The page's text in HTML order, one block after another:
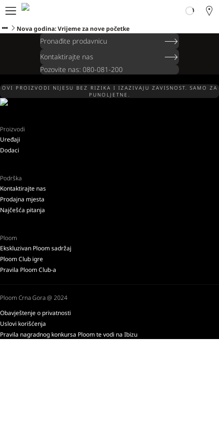
Ploom svijet
Proizvodi
Ploom Club
Formular za prijavljivanje
Korisnička podrška
Program zamjene
Blog
Ibiza
Nova godina: Vrijeme za nove početke
Pronađite prodavnicu
Kontaktirajte nas
Pozovite nas: 080-081-200
OVI PROIZVODI NIJESU BEZ RIZIKA I IZAZIVAJU ZAVISNOST. SAMO ZA
PUNOLJETNE.
Proizvodi
Uređaji
Dodaci
Podrška
Kontaktirajte nas
Prodajna mjesta
Najčešća pitanja
Ploom
Ekskluzivan Ploom sadržaj
Ploom Club igre
Pravila Ploom Club-a
Ploom Crna Gora @ 2024
Obavještenje o privatnosti
Uslovi korišćenja
Pravila nagradnog konkursa Ploom te vodi na Ibizu